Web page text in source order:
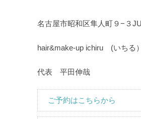
名古屋市昭和区隼人町９−３
hair&make-up ichiru (いちる）
代表 平田伸哉
ご予約はこちらから